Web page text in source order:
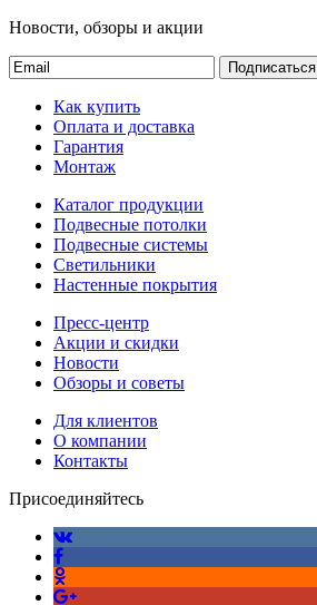
Новости, обзоры и акции
Подписаться
Как купить
Оплата и доставка
Гарантия
Монтаж
Каталог продукции
Подвесные потолки
Подвесные системы
Светильники
Настенные покрытия
Пресс-центр
Акции и скидки
Новости
Обзоры и советы
Для клиентов
О компании
Контакты
Присоединяйтесь